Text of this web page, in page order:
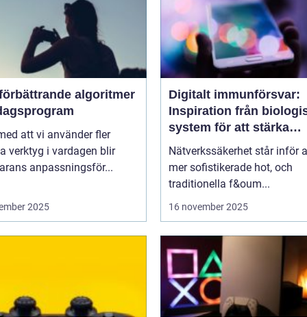
algoritmer
att vi använder fler
verktyg i vardagen blir
anpassningsför...
2025
Digitalt immunförsvar:
Inspiration från
system för att stärka
nätverkssäkerhet
Nätverkssäkerhet står inför
mer sofistikerade hot, och
traditionella f&oum...
16 november 2025